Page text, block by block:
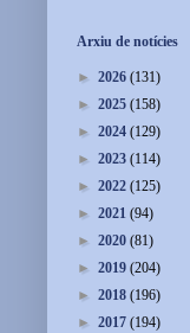
Arxiu de notícies
► 2026 (131)
► 2025 (158)
► 2024 (129)
► 2023 (114)
► 2022 (125)
► 2021 (94)
► 2020 (81)
► 2019 (204)
► 2018 (196)
► 2017 (194)